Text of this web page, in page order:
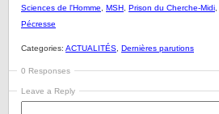
Sciences de l'Homme
MSH Prison du Cherche-Midi
Pécresse
Categories: ACTUALITÉS Dernières parutions
0 Responses
Leave a Reply